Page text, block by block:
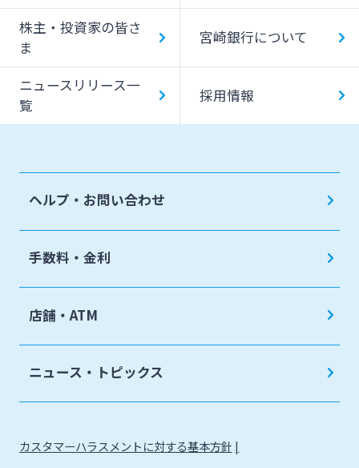
株主・投資家の皆さ
ま
宮崎銀行について
ニュースリリース一
覧
採用情報
ヘルプ・お問い合わせ
手数料・金利
店舗・ATM
ニュース・トピックス
カスタマーハラスメントに対する基本方針